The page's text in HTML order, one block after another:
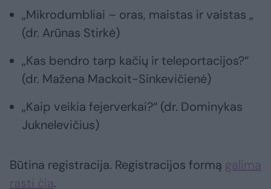
„Mikrodumbliai – oras, maistas ir vaistas „
(dr. Arūnas Stirkė)
„Kas bendro tarp kačių ir teleportacijos?“
(dr. Mažena Mackoit-Sinkevičienė)
„Kaip veikia fejerverkai?“ (dr. Dominykas
Juknelevičius)
Būtina registracija. Registracijos formą galima
rasti čia.